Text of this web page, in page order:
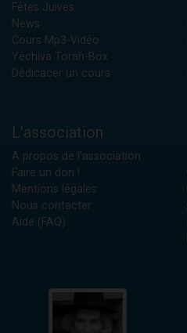
Fêtes Juives
News
Cours Mp3-Vidéo
Yéchiva Torah-Box
Dédicacer un cours
L'association
A propos de l'association
Faire un don !
Mentions légales
Nous contacter
Aide (FAQ)